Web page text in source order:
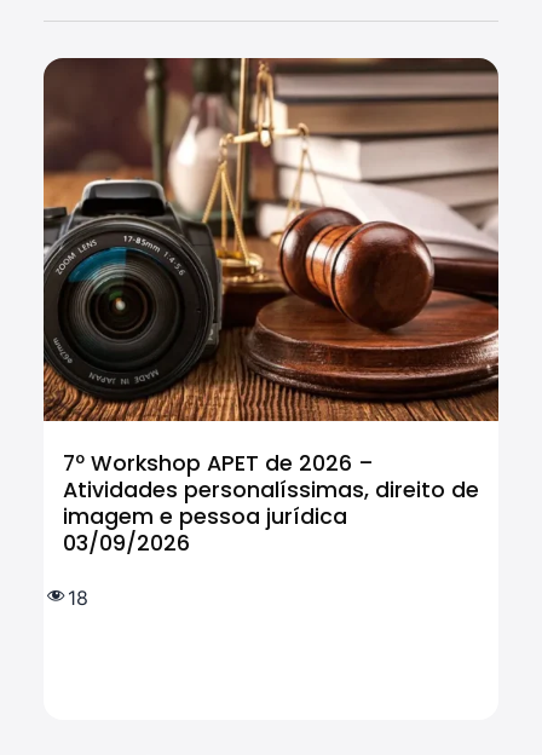
7º Workshop APET de 2026 –
Atividades personalíssimas, direito de
imagem e pessoa jurídica
03/09/2026
18